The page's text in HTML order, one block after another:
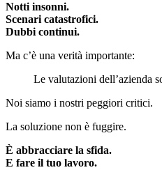
Notti insonni.
Scenari catastrofici.
Dubbi continui.
Ma c’è una verità importante:
Le valutazioni dell’azienda
Noi siamo i nostri peggiori critici.
La soluzione non è fuggire.
È abbracciare la sfida.
E fare il tuo lavoro.